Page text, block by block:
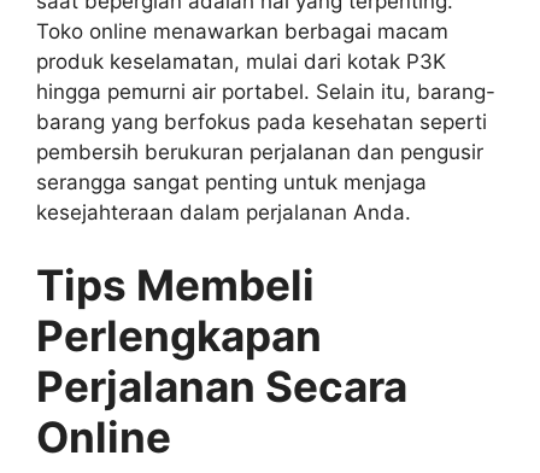
Toko online menawarkan berbagai macam
produk keselamatan, mulai dari kotak P3K
hingga pemurni air portabel. Selain itu, barang-
barang yang berfokus pada kesehatan seperti
pembersih berukuran perjalanan dan pengusir
serangga sangat penting untuk menjaga
kesejahteraan dalam perjalanan Anda.
Tips Membeli
Perlengkapan
Perjalanan Secara
Online